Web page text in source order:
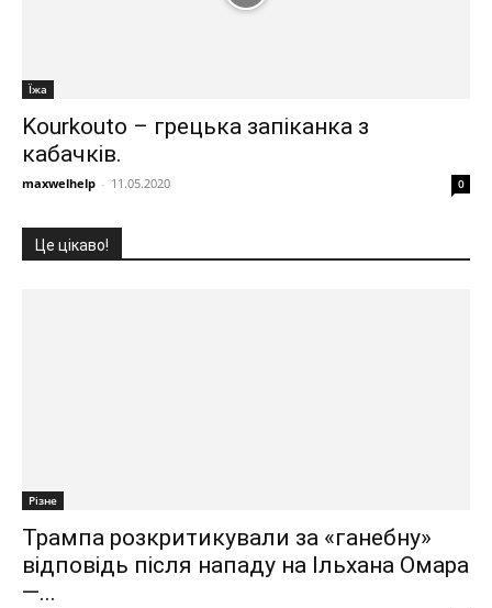
Їжа
Kourkouto – грецька запіканка з
кабачків.
maxwelhelp - 11.05.2020 0
Це цікаво!
Різне
Трампа розкритикували за «ганебну»
відповідь після нападу на Ільхана Омара
—...